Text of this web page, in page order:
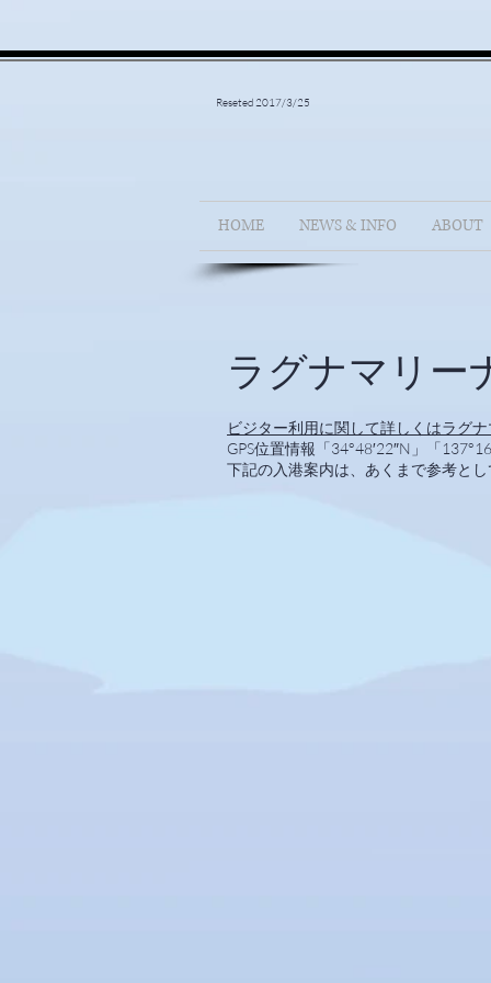
Reseted 2017/3/25
HOME NEWS & INFO ABOUT
ラグナマリー
ビジター利用に関して詳しくはラグ
GPS位置情報「34°48′22″N」「
下記の入港案内は、あくまで参考と